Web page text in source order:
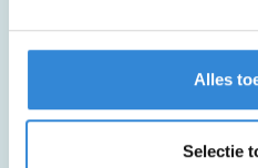
Alles
Selectie
Deze activiteit
koffie of thee.
Deze activiteit
deelnemers